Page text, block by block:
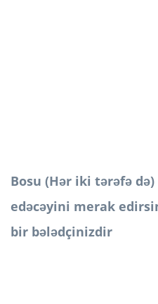
Bosu (Hər iki tərəfə də)
edəcəyini merak
bir bələdçinizdir